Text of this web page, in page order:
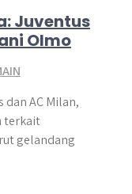
Juventus
Olmo
dan AC Milan,
terkait
gelandang